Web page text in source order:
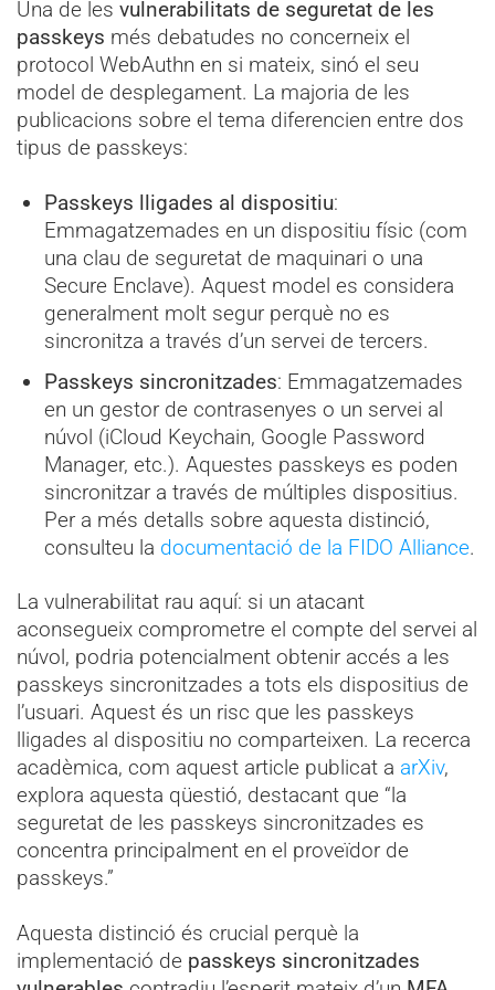
Una de les vulnerabilitats de seguretat de les
passkeys més debatudes no concerneix el
protocol WebAuthn en si mateix, sinó el seu
model de desplegament. La majoria de les
publicacions sobre el tema diferencien entre dos
tipus de passkeys:
Passkeys lligades al dispositiu:
Emmagatzemades en un dispositiu físic (com
una clau de seguretat de maquinari o una
Secure Enclave). Aquest model es considera
generalment molt segur perquè no es
sincronitza a través d’un servei de tercers.
Passkeys sincronitzades: Emmagatzemades
en un gestor de contrasenyes o un servei al
núvol (iCloud Keychain, Google Password
Manager, etc.). Aquestes passkeys es poden
sincronitzar a través de múltiples dispositius.
Per a més detalls sobre aquesta distinció,
consulteu la documentació de la FIDO Alliance.
La vulnerabilitat rau aquí: si un atacant
aconsegueix comprometre el compte del servei al
núvol, podria potencialment obtenir accés a les
passkeys sincronitzades a tots els dispositius de
l’usuari. Aquest és un risc que les passkeys
lligades al dispositiu no comparteixen. La recerca
acadèmica, com aquest article publicat a arXiv,
explora aquesta qüestió, destacant que “la
seguretat de les passkeys sincronitzades es
concentra principalment en el proveïdor de
passkeys.”
Aquesta distinció és crucial perquè la
implementació de passkeys sincronitzades